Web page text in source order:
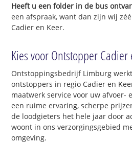
Heeft u een folder in de bus
een afspraak, want dan zijn wij
Cadier en Keer.
Kies voor Ontstopper
Ontstoppingsbedrijf Limburg
ontstoppers in regio Cadier en
maatwerk service voor uw afvoer-
een ruime ervaring, scherpe
de loodgieters het hele jaar door
woont in ons verzorgingsgebied
omgeving.